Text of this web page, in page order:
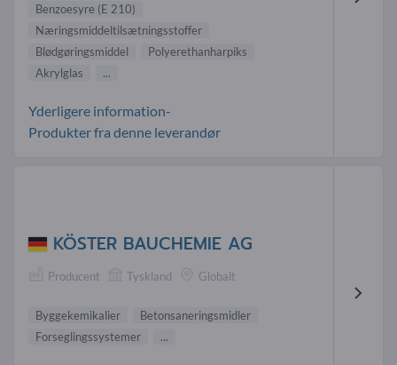
Benzoesyre (E 210)
Næringsmiddeltilsætningsstoffer
Blødgøringsmiddel
Polyerethanharpiks
Akrylglas
...
Yderligere information-
Produkter fra denne leverandør
KÖSTER BAUCHEMIE AG
Producent Tyskland Globalt
Byggekemikalier
Betonsaneringsmidler
Forseglingssystemer
...